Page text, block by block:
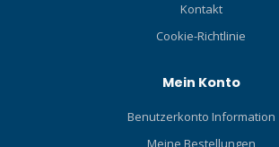
Kontakt
Cookie-Richtlinie
Mein Konto
Benutzerkonto Information